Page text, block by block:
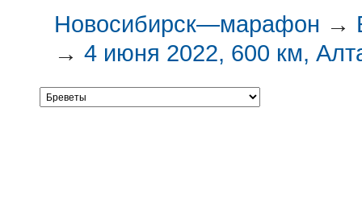
Новосибирск—марафон →
→4 июня 2022, 600 км,